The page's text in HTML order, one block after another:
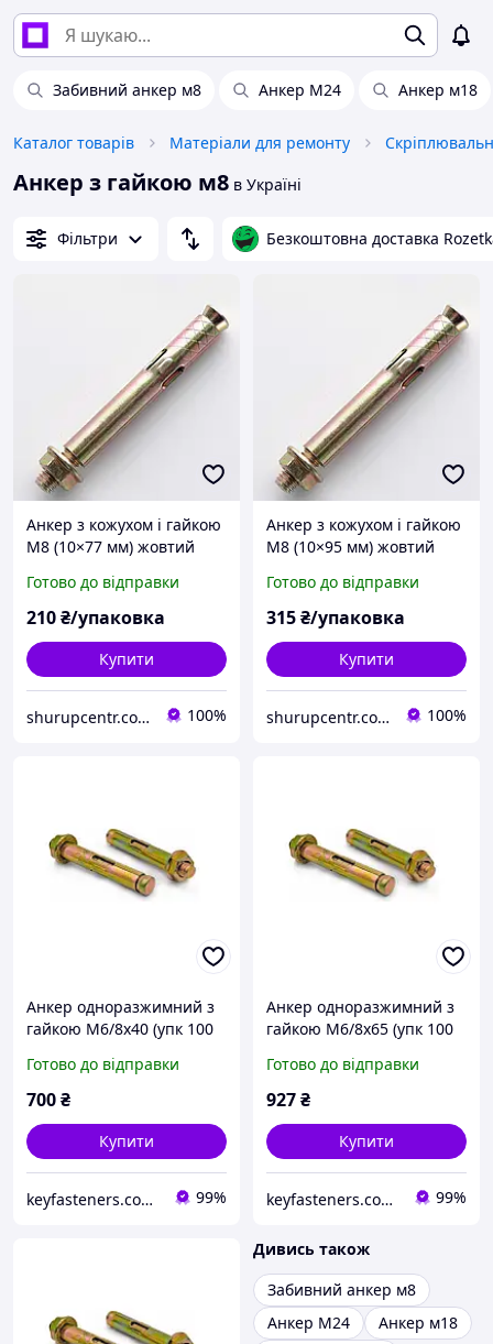
Забивний анкер м8 Анкер М24 Анкер м18
Каталог товарів Матеріали для ремонту
Анкер з гайкою м8 в Україні
Фільтри Безкоштовна доставка
Анкер з кожухом і гайкою
М8 (10×77 мм) жовтий
Готово до відправки
210₴/упаковка
Купити
shurupcentr.com.ua 100%
Анкер з кожухом і гайкою
М8 (10×95 мм) жовтий
Готово до відправки
315₴/упаковка
Купити
shurupcentr.com.ua 100%
Анкер одноразжимний з
гайкою М6/8х40 (упк 100
Готово до відправки
700₴
Купити
keyfasteners.com.ua 99%
Анкер одноразжимний з
гайкою М6/8х65 (упк 100
Готово до відправки
927₴
Купити
keyfasteners.com.ua 99%
Дивись також
Забивний анкер м8
Анкер М24
Анкер м18